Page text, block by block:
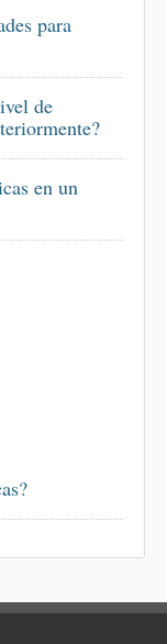
para
de
en un